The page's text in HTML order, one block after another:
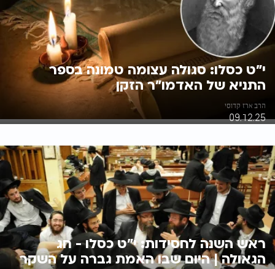
י"ט כסלו: סגולה עצומה טמונה בספר
התניא של האדמו"ר הזקן
הרב ארז קדוסי
09.12.25
ראש השנה לחסידות: י"ט כסלו - חג
הגאולה | היום שבו האמת גברה על השקר